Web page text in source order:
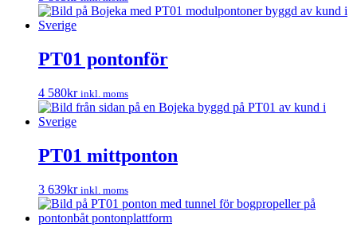
PT01 pontonför
4 580kr inkl. moms
PT01 mittponton
3 639kr inkl. moms